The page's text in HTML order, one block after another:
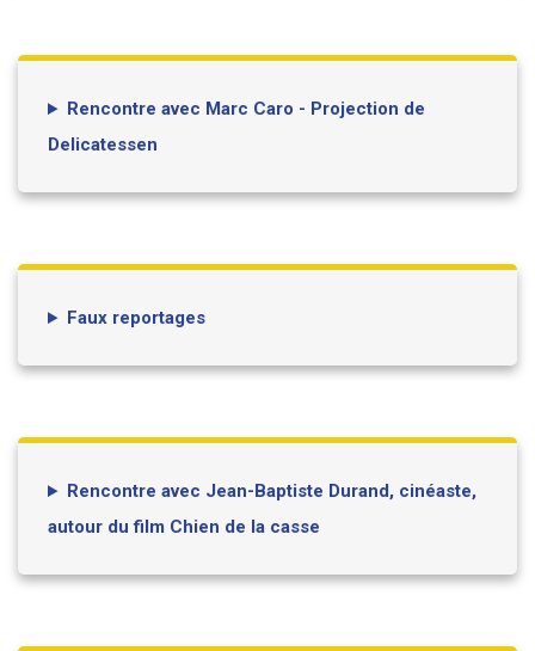
Rencontre avec Marc Caro - Projection de
Delicatessen
Faux reportages
Rencontre avec Jean-Baptiste Durand, cinéaste,
autour du film Chien de la casse